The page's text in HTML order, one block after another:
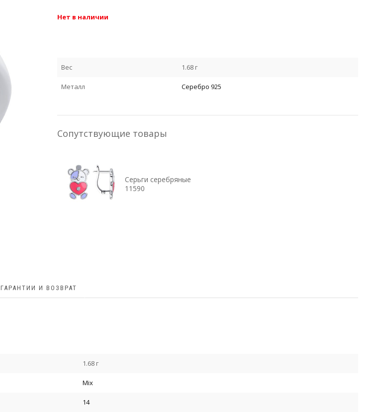
Нет в наличии
Вес 1.68 г
Металл Серебро 925
Сопутствующие товары
Серьги серебряные
11590
ГАРАНТИИ И ВОЗВРАТ
1.68 г
Mix
14